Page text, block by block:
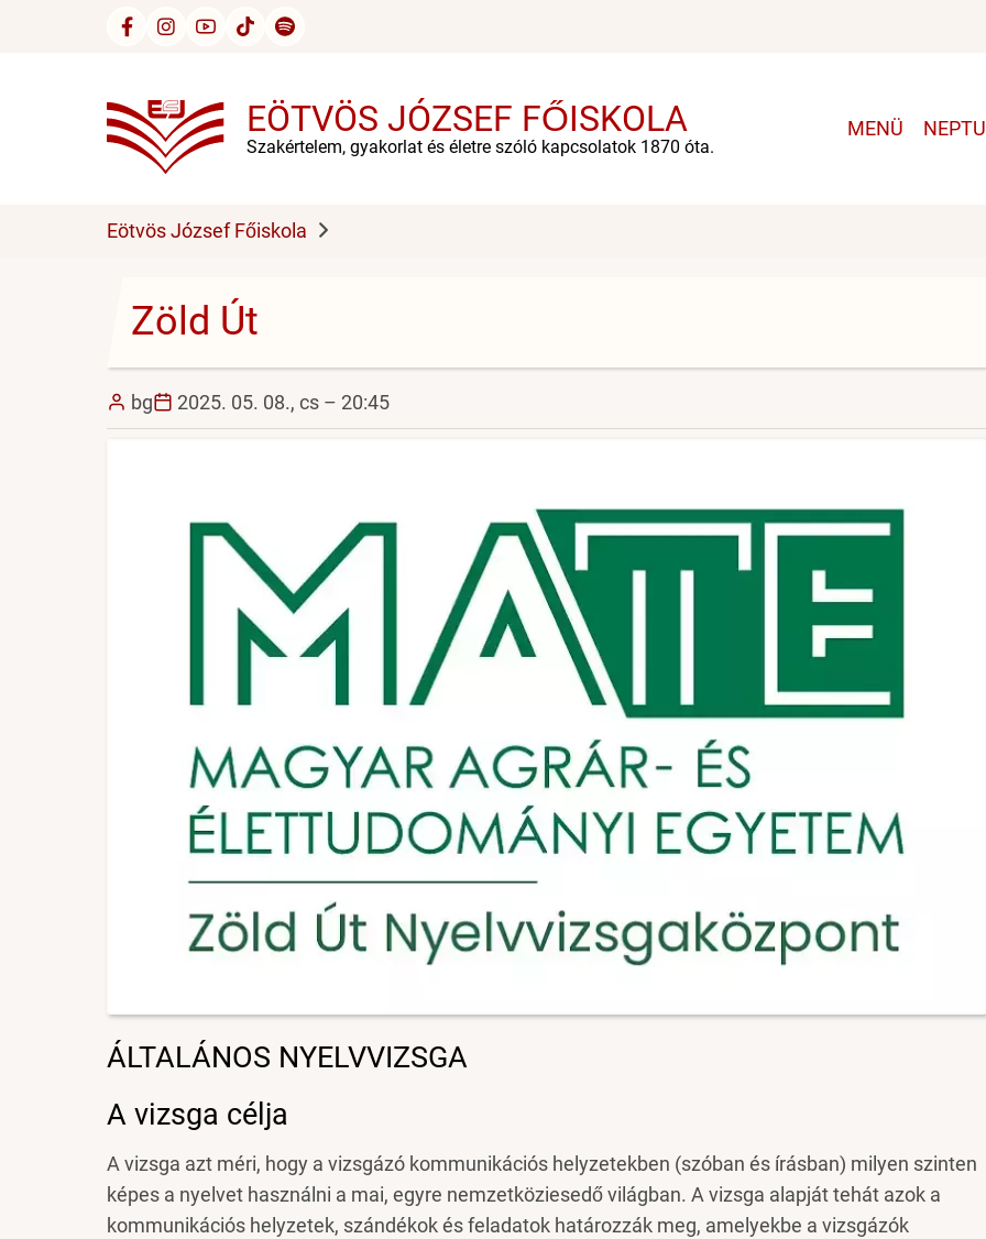
EÖTVÖS JÓZSEF FŐISKOLA
Szakértelem, gyakorlat és életre szóló kapcsolatok 1870 óta.
Main
MENÜ
Eötvös József Főiskola
Zöld Út
bg 2025. 05. 08., cs – 20:45
ÁLTALÁNOS NYELVVIZSGA
A vizsga célja
A vizsga azt méri, hogy a vizsgázó kommunikációs helyzetekben (szóban és írásban) milyen szinten
képes a nyelvet használni a mai, egyre nemzetköziesedő világban. A vizsga alapját tehát azok a
kommunikációs helyzetek, szándékok és feladatok határozzák meg, amelyekbe a vizsgázók